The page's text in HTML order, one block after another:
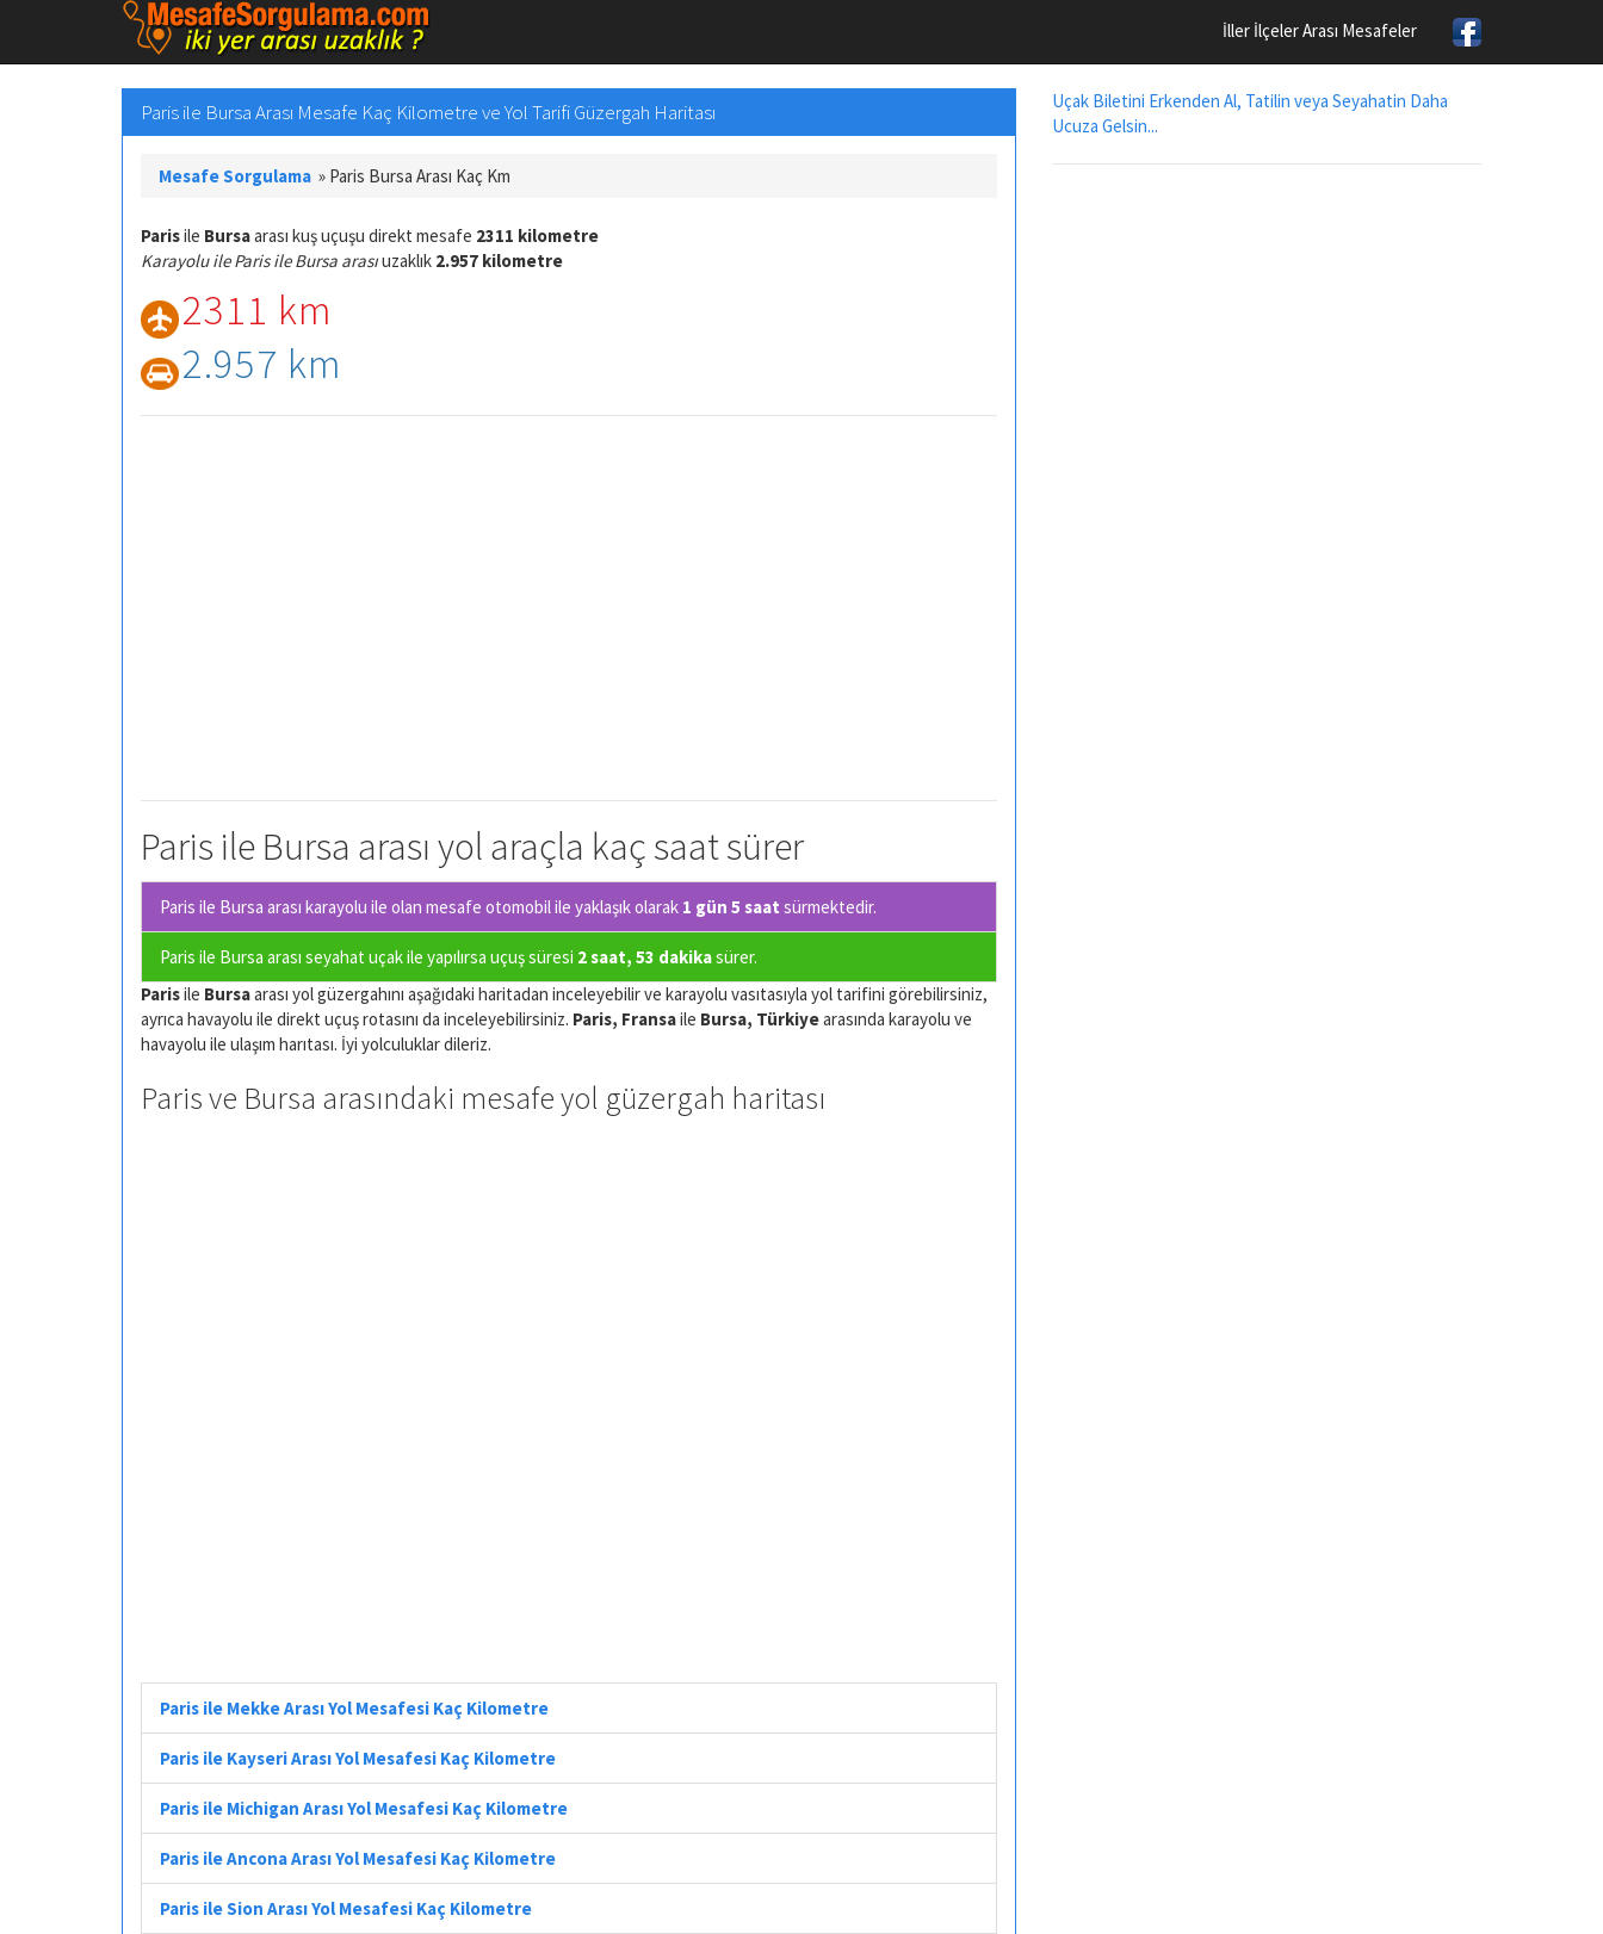
İller İlçeler Arası Mesafeler
Paris ile Bursa Arası Mesafe Kaç Kilometre ve Yol Tarifi Güzergah Haritası
Mesafe Sorgulama » Paris Bursa Arası Kaç Km
Parisile Bursaarası kuş uçuşu direkt mesafe 2311 kilometre
Karayolu ile Paris ile Bursa arasıuzaklık 2.957 kilometre
2311 km
2.957 km
Paris ile Bursa arası yol araçla kaç saat sürer
Paris ile Bursa arası karayolu ile olan mesafe otomobil ile yaklaşık olarak 1 gün 5 saat sürmektedir.
Paris ile Bursa arası seyahat uçak ile yapılırsa uçuş süresi 2 saat, 53 dakikasürer.
Parisile Bursaarası yol güzergahını aşağıdaki haritadan inceleyebilir ve karayolu vasıtasıyla yol tarifini görebilirsiniz,
ayrıca havayolu ile direkt uçuş rotasını da inceleyebilirsiniz. Paris, Fransaile Bursa, Türkiyearasında karayolu ve
havayolu ile ulaşım harıtası. İyi yolculuklar dileriz.
Paris ve Bursa arasındaki mesafe yol güzergah haritası
Paris ile Mekke Arası Yol Mesafesi Kaç Kilometre
Paris ile Kayseri Arası Yol Mesafesi Kaç Kilometre
Paris ile Michigan Arası Yol Mesafesi Kaç Kilometre
Paris ile Ancona Arası Yol Mesafesi Kaç Kilometre
Paris ile Sion Arası Yol Mesafesi Kaç Kilometre
Uçak Biletini Erkenden Al, Tatilin veya Seyahatin Daha
Ucuza Gelsin...